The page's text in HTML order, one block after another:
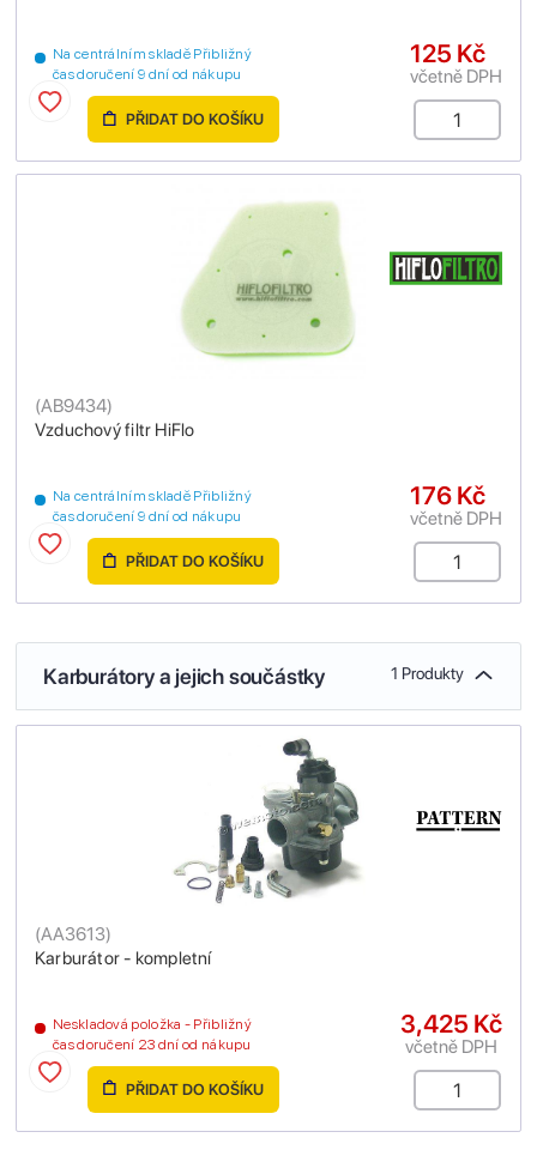
Na centrálním skladě Přibližný
čas doručení 9 dní od nákupu
125 Kč
včetně DPH
PŘIDAT DO KOŠÍKU
Vzduchový filtr HiFlo
(AB9434)
Na centrálním skladě Přibližný
čas doručení 9 dní od nákupu
176 Kč
včetně DPH
PŘIDAT DO KOŠÍKU
Karburátory a jejich součástky 1 Produkty
Karburátor - kompletní
(AA3613)
Neskladová položka - Přibližný
čas doručení 23 dní od nákupu
3,425 Kč
včetně DPH
PŘIDAT DO KOŠÍKU